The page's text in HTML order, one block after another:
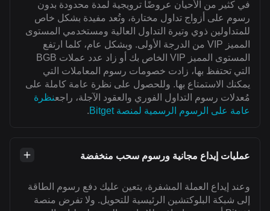
في كثير من الأحيان عروضًا ترويجية لمدة محدودة بدون
رسوم على أزواج تداول مختارة، وتُعد مفيدة بشكل خاص
للمتداولين ذوي وتيرة التداول العالية ومستخدمي المستوى
المميز VIP من الدرجة الأولى. وبشكل عام، كلما ارتفع
المستوى المميز VIP الخاص بك أو زاد عدد عملات BGB
التي تحتفظ بها، زادت خصومات رسوم المعاملات التي
يمكنك الاستمتاع بها. وللحصول على نظرة عامة كاملة على
مُعدلات رسوم التداول الفوري والعقود الآجلة، راجعنظرة
عامة على الرسوم الرسمية لمنصة Bitget
.
عمليات إيداع مجانية ورسوم سحب منخفضة
وعند إيداع العملة المشفرة، يتعين عليك دفع رسوم الطاقة
إلى شبكة البلوكتشين الرئيسية للتحويل. ولا تفرض منصة